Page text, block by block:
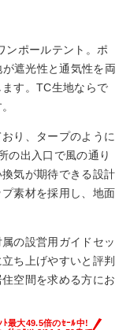
ンポールテント。ポ
遮光性と通気性を両
す。TC生地ならで
り、タープのように
の出入口で風の通り
気が期待できる設計
素材を採用し、地面
の設営用ガイドセッ
ち上げやすいと評判
空間を求める方にお